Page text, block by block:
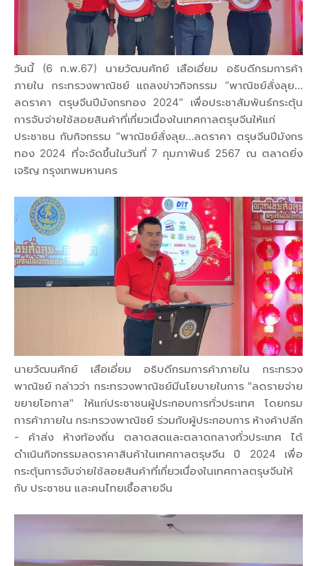
วันนี้ (6 ก.พ.67) นายวัฒนศักย์ เสือเอี่ยม อธิบดีกรมการค้า
ภายใน กระทรวงพาณิชย์ แถลงข่าวกิจกรรม “พาณิชย์สั่งลุย…
ลดราคา ตรุษจีนปีมังกรทอง 2024” เพื่อประชาสัมพันธ์กระตุ้น
การจับจ่ายใช้สอยสินค้าที่เกี่ยวเนื่องในเทศกาลตรุษจีนให้แก่
ประชาชน กับกิจกรรม “พาณิชย์สั่งลุย…ลดราคา ตรุษจีนปีมังกร
ทอง 2024 ที่จะจัดขึ้นในวันที่ 7 กุมภาพันธ์ 2567 ณ ตลาดยิ่ง
เจริญ กรุงเทพมหานคร
นายวัฒนศักย์ เสือเอี่ยม อธิบดีกรมการค้าภายใน กระทรวง
พาณิชย์ กล่าวว่า กระทรวงพาณิชย์มีนโยบายในการ "ลดรายจ่าย
ขยายโอกาส" ให้แก่ประชาชนผู้ประกอบการทั่วประเทศ โดยกรม
การค้าภายใน กระทรวงพาณิชย์ ร่วมกับผู้ประกอบการ ห้างค้าปลีก
- ค้าส่ง ห้างท้องถิ่น ตลาดสดและตลาดกลางทั่วประเทศ ได้
ดำเนินกิจกรรมลดราคาสินค้าในเทศกาลตรุษจีน ปี 2024 เพื่อ
กระตุ้นการจับจ่ายใช้สอยสินค้าที่เกี่ยวเนื่องในเทศกาลตรุษจีนให้
กับ ประชาชน และคนไทยเชื้อสายจีน